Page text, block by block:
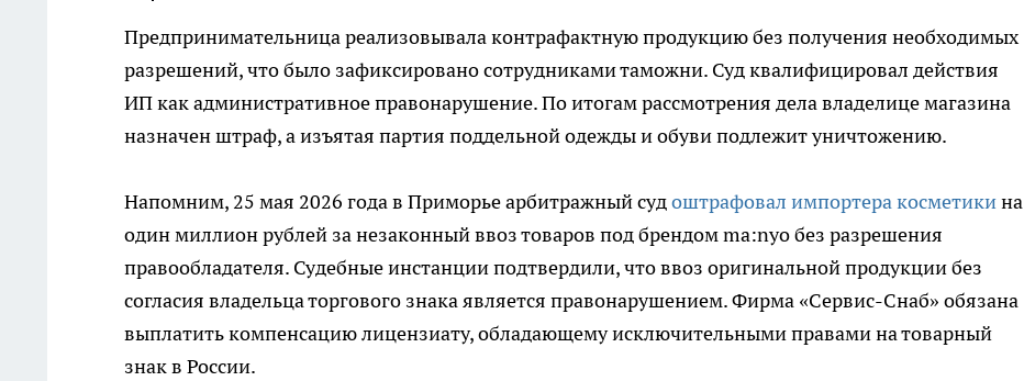
Предпринимательница реализовывала контрафактную продукцию без получения необходимых
разрешений, что было зафиксировано сотрудниками таможни. Суд квалифицировал действия
ИП как административное правонарушение. По итогам рассмотрения дела владелице магазина
назначен штраф, а изъятая партия поддельной одежды и обуви подлежит уничтожению.
Напомним, 25 мая 2026 года в Приморье арбитражный судоштрафовал импортера косметикина
один миллион рублей за незаконный ввоз товаров под брендом ma:nyo без разрешения
правообладателя. Судебные инстанции подтвердили, что ввоз оригинальной продукции без
согласия владельца торгового знака является правонарушением. Фирма «Сервис-Снаб» обязана
выплатить компенсацию лицензиату, обладающему исключительными правами на товарный
знак в России.